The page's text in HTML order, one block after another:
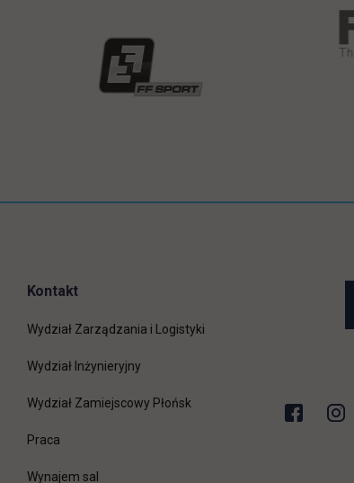
Kontakt
Wydział Zarządzania i Logistyki
Wydział Inżynieryjny
Wydział Zamiejscowy Płońsk
Pracalink otwiera się w nowej karcie
Wynajem sal